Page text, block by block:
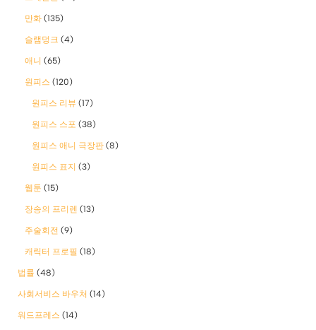
만화 (135)
슬램덩크 (4)
애니 (65)
원피스 (120)
원피스 리뷰 (17)
원피스 스포 (38)
원피스 애니 극장판 (8)
원피스 표지 (3)
웹툰 (15)
장송의 프리렌 (13)
주술회전 (9)
캐릭터 프로필 (18)
법률 (48)
사회서비스 바우처 (14)
워드프레스 (14)